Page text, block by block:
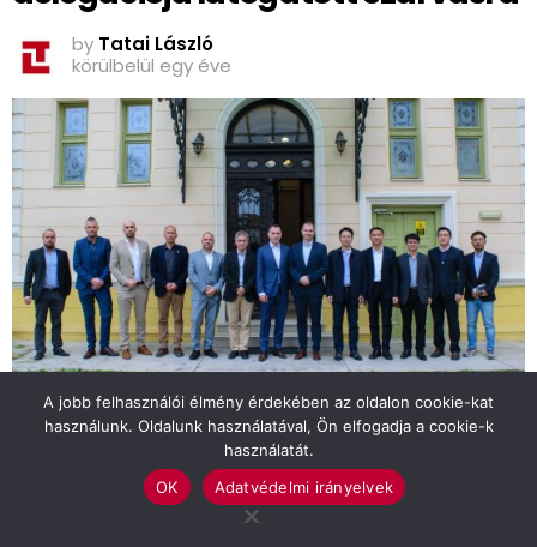
by Tatai László
körülbelül egy éve
A világ legnagyobb klímagyártó vállalatának alelnökét és a
szarvasi Cool4U Kft. képviselőit fogadta Hodálik Pál
polgármester 2025. március 14-én. (Tatai László / Szarvasi
Ujság)
A jobb felhasználói élmény érdekében az oldalon cookie-kat
használunk. Oldalunk használatával, Ön elfogadja a cookie-k
használatát.
OK
Adatvédelmi irányelvek